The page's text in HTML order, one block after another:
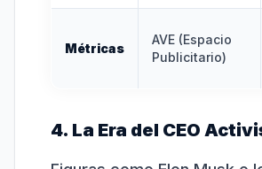
Métricas
AVE (Espacio
Publicitario)
4. La Era del CEO